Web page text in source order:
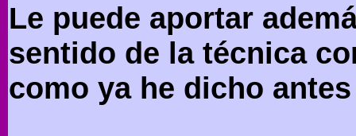
Le puede aportar
sentido de la técnica
como ya he dicho